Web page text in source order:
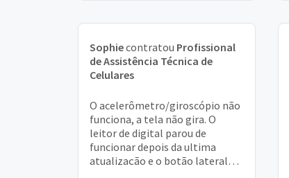
Sophiecontratou Profissional
de Assistência Técnica de
Celulares
O acelerômetro/giroscópio não
funciona, a tela não gira. O
leitor de digital parou de
funcionar depois da ultima
atualização e o botão lateral